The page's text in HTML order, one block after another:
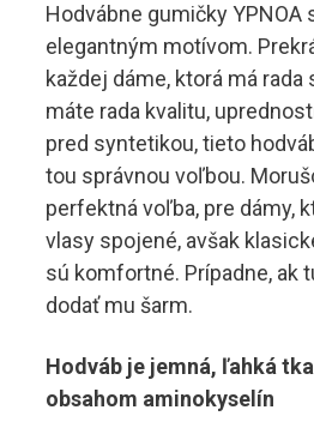
Hodvábne gumičky YPNOA
elegantným motívom.
každej dáme, ktorá má rada
máte rada kvalitu,
pred syntetikou, tieto
tou správnou voľbou.
perfektná voľba, pre dámy,
vlasy spojené, avšak
sú komfortné. Prípadne, ak
dodať mu šarm.
Hodváb je jemná, ľahká
obsahom aminokyselín